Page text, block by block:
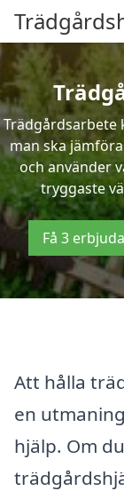
Trädgårdsarbete
man ska
och använder
tryggaste
Få 3
Att hålla
en
hjälp. Om